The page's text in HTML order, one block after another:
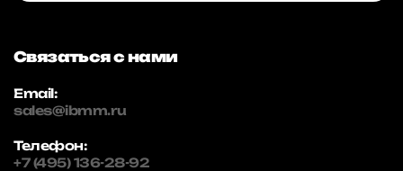
Связаться с нами
Email:
sales@ibmm.ru
Телефон:
+7 (495) 136-28-92